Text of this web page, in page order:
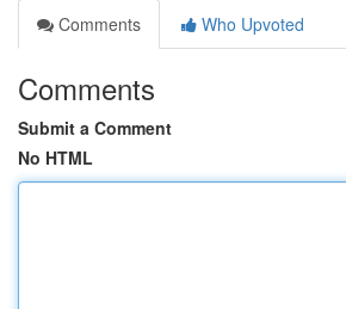
Comments
Who Upvoted
Comments
Submit a Comment
No HTML